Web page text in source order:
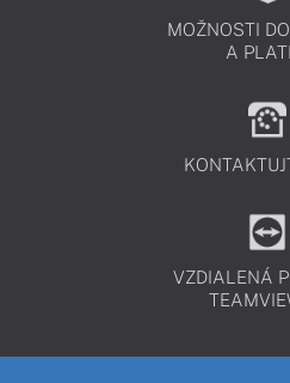
MOŽNOSTI
A
VZDIALENÁ